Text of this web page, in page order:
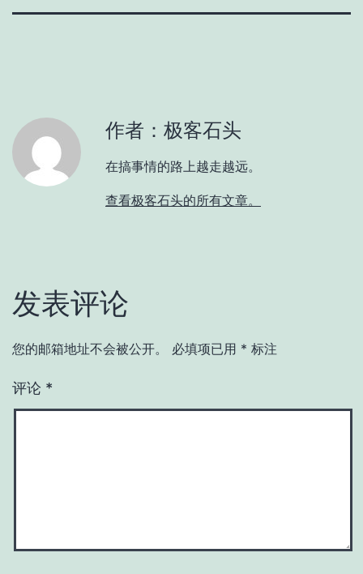
作者：极客石头
在搞事情的路上越走越远。
查看极客石头的所有文章。
发表评论
您的邮箱地址不会被公开。 必填项已用 * 标注
评论 *